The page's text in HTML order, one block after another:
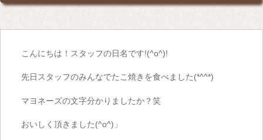
こんにちは！スタッフの日名です!(^o^)!
先日スタッフのみんなでたこ焼きを食べました(*^^*)
マヨネーズの文字分かりましたか？笑
おいしく頂きました(^o^)」